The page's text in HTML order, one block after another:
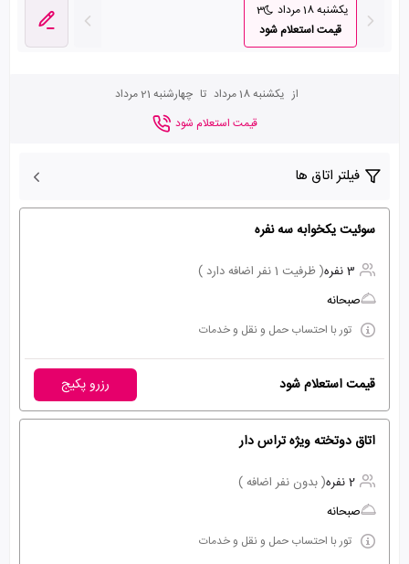
یکشنبه 18 مرداد
3
قیمت استعلام شود
از یکشنبه 18 مرداد تا چهارشنبه 21 مرداد
قیمت استعلام شود
فیلتر اتاق ها
سوئیت یکخوابه سه نفره
3 نفره
( ظرفیت 1 نفر اضافه دارد )
صبحانه
تور با احتساب حمل و نقل و خدمات
قیمت استعلام شود رزرو پکیج
اتاق دوتخته ویژه تراس دار
2 نفره
( بدون نفر اضافه )
صبحانه
تور با احتساب حمل و نقل و خدمات